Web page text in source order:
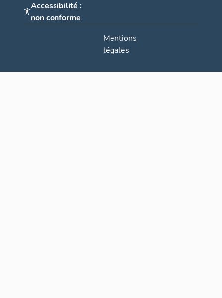
Accessibilité :
non conforme
Mentions
légales